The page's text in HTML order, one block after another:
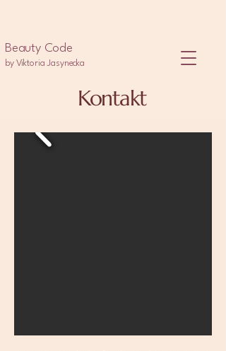
Beauty Code
by Viktoria Jasynecka
Kontakt